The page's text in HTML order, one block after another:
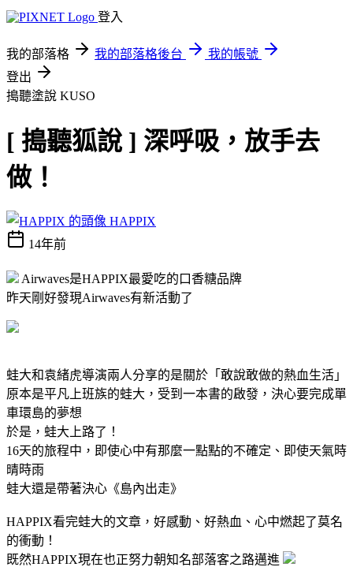
登入
我的部落格 我的部落格後台
我的帳號
登出
搗聽塗說 KUSO
[ 搗聽狐說 ] 深呼吸，放手去
做！
HAPPIX
14年前
Airwaves是HAPPIX最愛吃的口香糖品牌
昨天剛好發現Airwaves有新活動了
蛙大和袁緒虎導演兩人分享的是關於「敢說敢做的熱血生活」
原本是平凡上班族的蛙大，受到一本書的啟發，決心要完成單
車環島的夢想
於是，蛙大上路了！
16天的旅程中，即使心中有那麼一點點的不確定、即使天氣時
晴時雨
蛙大還是帶著決心《島內出走》
HAPPIX看完蛙大的文章，好感動、好熱血、心中燃起了莫名
的衝動！
既然HAPPIX現在也正努力朝知名部落客之路邁進